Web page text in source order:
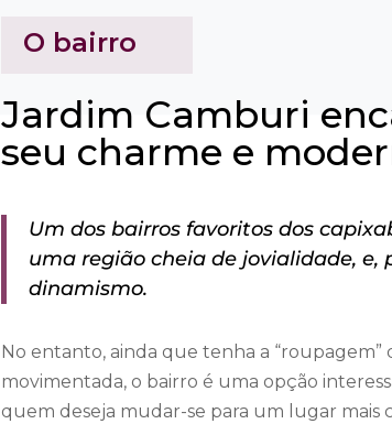
O bairro
Jardim Camburi
seu charme e
Um dos bairros favoritos dos
uma região cheia de jovialidade, e,
dinamismo.
No entanto, ainda que tenha a “roupagem”
movimentada, o bairro é uma opção
quem deseja mudar-se para um lugar mais